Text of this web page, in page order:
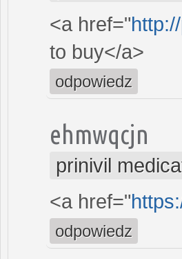
<a href="
to buy</a>
odpowiedz
ehmwqcjn
prinivil
<a href="
odpowiedz